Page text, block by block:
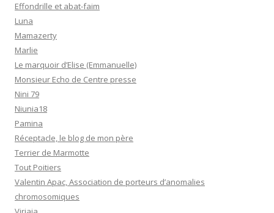
Effondrille et abat-faim
Luna
Mamazerty
Marlie
Le marquoir d’Elise (Emmanuelle)
Monsieur Echo de Centre presse
Nini 79
Niunia18
Pamina
Réceptacle, le blog de mon père
Terrier de Marmotte
Tout Poitiers
Valentin Apac, Association de porteurs d’anomalies
chromosomiques